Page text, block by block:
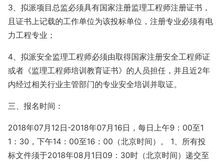
3、拟派项目总监必须具有国家注册监理工程师注册证书，
且证书上记载的工作单位为该投标单位，注册专业必须有电
力工程专业；
4、拟派安全监理工程师必须由取得国家注册安全工程师证
或者《监理工程师培训教育证书》的人员担任，并且近2年
内经过相关行业主管部门的专业安全培训并取证。
三、报名时间：
2018年07月12日-2018年07月16日，每日上午9：00至1
1：30，下午14：00至16：00（北京时间）。 1、所有投
标文件须于2018年08月1日09：30时（北京时间）递交至